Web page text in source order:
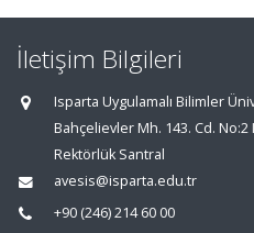
İletişim Bilgileri
Isparta Uygulamalı Bilimler
Bahçelievler Mh. 143. Cd. No:2
Rektörlük Santral
avesis@isparta.edu.tr
+90 (246) 214 60 00